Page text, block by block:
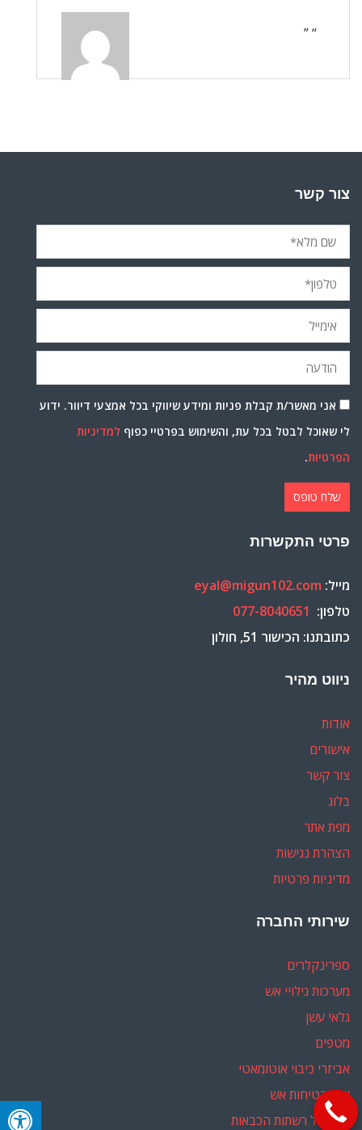
“ ”
צור קשר
אני מאשר/ת קבלת פניות ומידע שיווקי בכל אמצעי דיוור. ידוע
לי שאוכל לבטל בכל עת, והשימוש בפרטיי כפוף למדיניות
הפרטיות.
פרטי התקשרות
מייל: eyal@migun102.com
טלפון: 077-8040651
כתובתנו: הכישור 51, חולון
ניווט מהיר
אודות
אישורים
צור קשר
בלוג
מפת אתר
הצהרת נגישות
מדיניות פרטיות
שירותי החברה
ספרינקלרים
מערכות גילויי אש
גלאי עשן
מטפים
אביזרי כיבוי אוטומאטי
יועץ בטיחות אש
ליווי מול רשתות הכבאות